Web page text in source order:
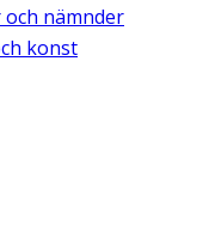
nämnder
konst